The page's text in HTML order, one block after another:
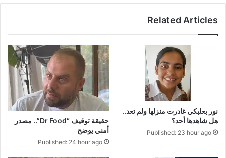
Related Articles
نور بعلبكي غادرت منزلها ولم تعد..
هل شاهدها أحد؟
Published: 23 hour ago
حقيقة توقيف “Dr Food”.. مصدر
أمني يوضح
Published: 24 hour ago